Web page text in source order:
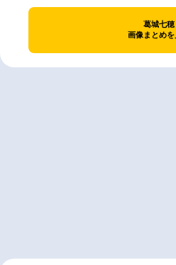
葛城七穂
画像まとめを